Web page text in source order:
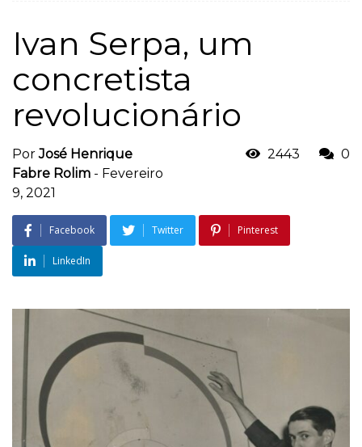
Ivan Serpa, um
concretista
revolucionário
PorJosé Henrique
Fabre Rolim - Fevereiro
9, 2021
2443 0
Facebook Twitter Pinterest
LinkedIn